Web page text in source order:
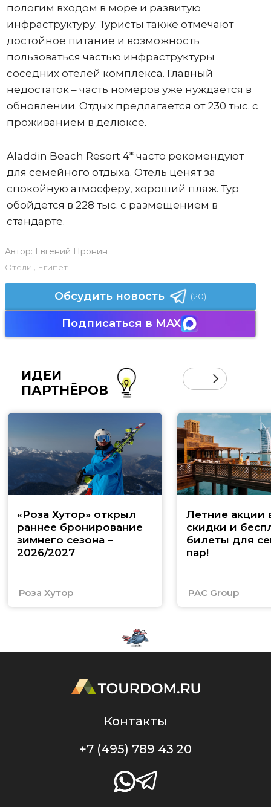
пологим входом в море и развитую
инфраструктуру. Туристы также отмечают
достойное питание и возможность
пользоваться частью инфраструктуры
соседних отелей комплекса. Главный
недостаток – часть номеров уже нуждается в
обновлении. Отдых предлагается от 230 тыс. с
проживанием в делюксе.
Aladdin Beach Resort 4* часто рекомендуют
для семейного отдыха. Отель ценят за
спокойную атмосферу, хороший пляж. Тур
обойдется в 228 тыс. с размещением в
стандарте.
Автор: Евгений Пронин
Отели , Египет
Обсудить новость (20)
Подписаться в MAX
ИДЕИ
ПАРТНЁРОВ
«Роза Хутор» открыл
раннее бронирование
зимнего сезона –
2026/2027
Роза Хутор
Летние акции
скидки и
билеты для
пар!
PAC Group
Контакты
+7 (495) 789 43 20